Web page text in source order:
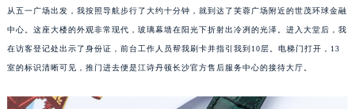
从五一广场出发，我按照导航步行了大约十分钟，就到达了芙蓉广场附近的世茂环球金融
中心。这座大楼的外观非常现代，玻璃幕墙在阳光下折射出冷冽的光泽。进入大堂后，我
在访客登记处出示了身份证，前台工作人员帮我刷卡并指引我到10层。电梯门打开，13
室的标识清晰可见，推门进去便是江诗丹顿长沙官方售后服务中心的接待大厅。